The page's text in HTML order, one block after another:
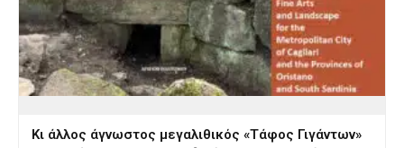
Κι άλλος άγνωστος μεγαλιθικός «Τάφος Γιγάντων»